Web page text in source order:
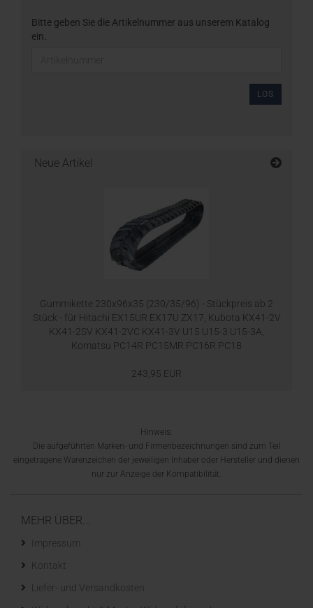
Bitte geben Sie die Artikelnummer aus unserem Katalog
ein.
LOS
Neue Artikel
Gummikette 230x96x35 (230/35/96) - Stückpreis ab 2
Stück - für Hitachi EX15UR EX17U ZX17, Kubota KX41-2V
KX41-2SV KX41-2VC KX41-3V U15 U15-3 U15-3A,
Komatsu PC14R PC15MR PC16R PC18
243,95 EUR
Hinweis:
Die aufgeführten Marken- und Firmenbezeichnungen sind zum Teil
eingetragene Warenzeichen der jeweiligen Inhaber oder Hersteller und dienen
nur zur Anzeige der Kompatibilität.
MEHR ÜBER...
Impressum
Kontakt
Liefer- und Versandkosten